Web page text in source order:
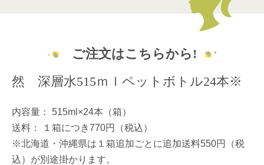
ご注文はこちらから!
然 深層水515ｍｌペットボトル24本※
内容量：
515ml×24本（箱）
送料：
１箱につき770円（税込）
※北海道・沖縄県は１箱追加ごとに追加送料550円（税
込）が別途掛かります。